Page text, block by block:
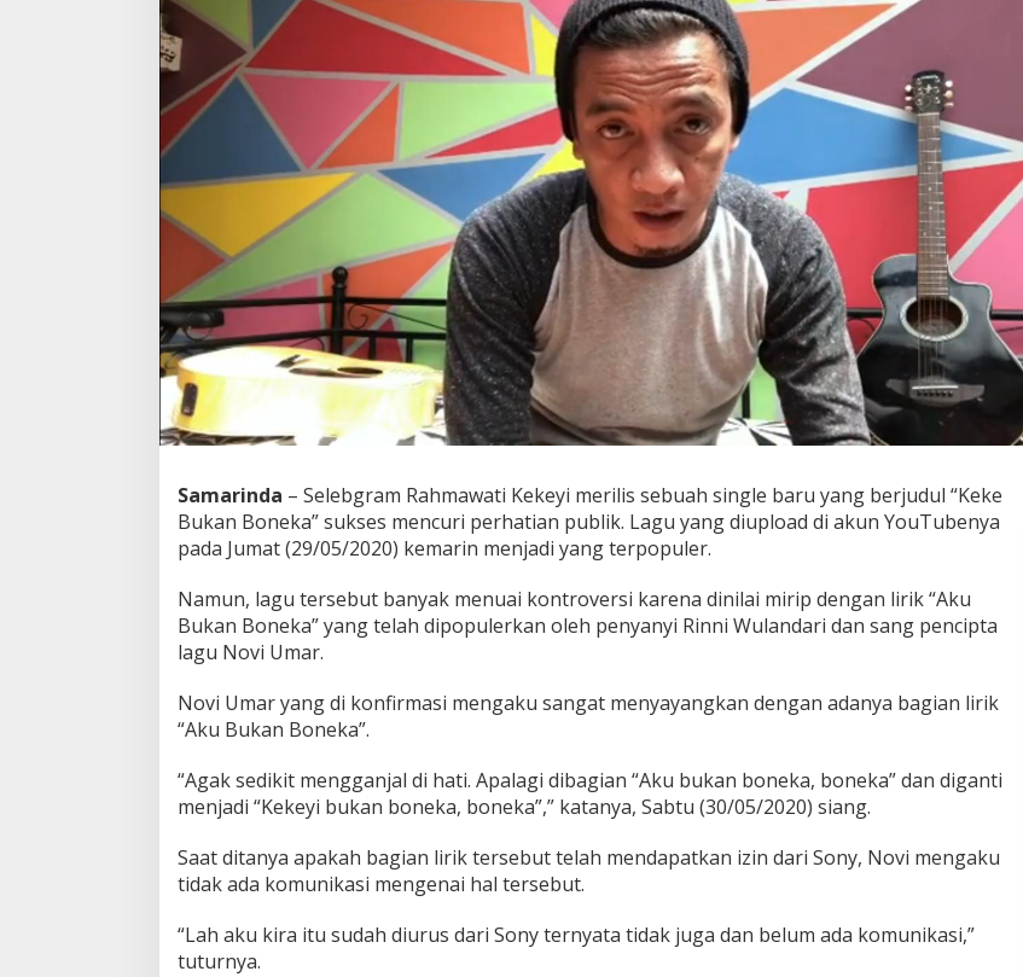
Samarinda – Selebgram Rahmawati Kekeyi merilis sebuah single baru yang berjudul “Keke
Bukan Boneka” sukses mencuri perhatian publik. Lagu yang diupload di akun YouTubenya
pada Jumat (29/05/2020) kemarin menjadi yang terpopuler.
Namun, lagu tersebut banyak menuai kontroversi karena dinilai mirip dengan lirik “Aku
Bukan Boneka” yang telah dipopulerkan oleh penyanyi Rinni Wulandari dan sang pencipta
lagu Novi Umar.
Novi Umar yang di konfirmasi mengaku sangat menyayangkan dengan adanya bagian lirik
“Aku Bukan Boneka”.
“Agak sedikit mengganjal di hati. Apalagi dibagian “Aku bukan boneka, boneka” dan diganti
menjadi “Kekeyi bukan boneka, boneka”,” katanya, Sabtu (30/05/2020) siang.
Saat ditanya apakah bagian lirik tersebut telah mendapatkan izin dari Sony, Novi mengaku
tidak ada komunikasi mengenai hal tersebut.
“Lah aku kira itu sudah diurus dari Sony ternyata tidak juga dan belum ada komunikasi,”
tuturnya.